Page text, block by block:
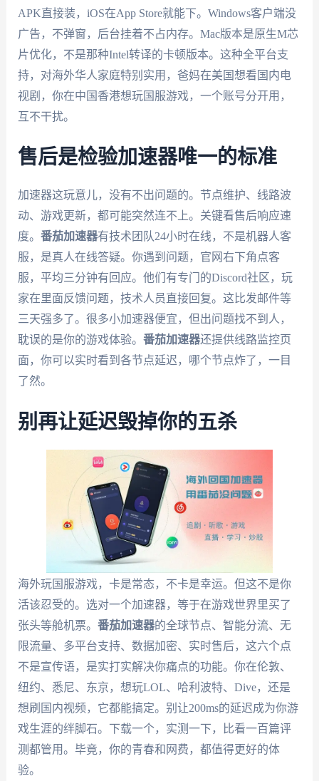
APK直接装，iOS在App Store就能下。Windows客户端没
广告，不弹窗，后台挂着不占内存。Mac版本是原生M芯
片优化，不是那种Intel转译的卡顿版本。这种全平台支
持，对海外华人家庭特别实用，爸妈在美国想看国内电
视剧，你在中国香港想玩国服游戏，一个账号分开用，
互不干扰。
售后是检验加速器唯一的标准
加速器这玩意儿，没有不出问题的。节点维护、线路波
动、游戏更新，都可能突然连不上。关键看售后响应速
度。 番茄加速器有技术团队24小时在线，不是机器人客
服，是真人在线答疑。你遇到问题，官网右下角点客
服，平均三分钟有回应。他们有专门的Discord社区，玩
家在里面反馈问题，技术人员直接回复。这比发邮件等
三天强多了。很多小加速器便宜，但出问题找不到人，
耽误的是你的游戏体验。 番茄加速器还提供线路监控页
面，你可以实时看到各节点延迟，哪个节点炸了，一目
了然。
别再让延迟毁掉你的五杀
海外玩国服游戏，卡是常态，不卡是幸运。但这不是你
活该忍受的。选对一个加速器，等于在游戏世界里买了
张头等舱机票。 番茄加速器的全球节点、智能分流、无
限流量、多平台支持、数据加密、实时售后，这六个点
不是宣传语，是实打实解决你痛点的功能。你在伦敦、
纽约、悉尼、东京，想玩LOL、哈利波特、Dive，还是
想刷国内视频，它都能搞定。别让200ms的延迟成为你游
戏生涯的绊脚石。下载一个，实测一下，比看一百篇评
测都管用。毕竟，你的青春和网费，都值得更好的体
验。